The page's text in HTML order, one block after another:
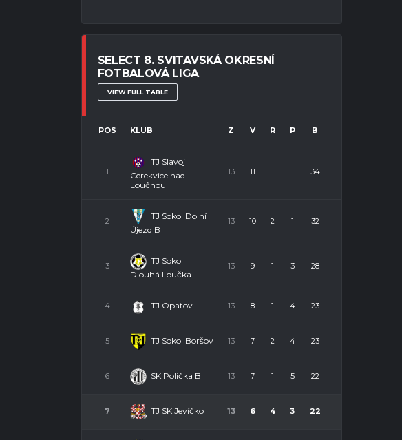
SELECT 8. SVITAVSKÁ OKRESNÍ
FOTBALOVÁ LIGA
VIEW FULL TABLE
POS KLUB Z V R P B
1
TJ Slavoj
Cerekvice nad
Loučnou
13 11 1 1 34
2
TJ Sokol Dolní
Újezd B
13 10 2 1 32
3
TJ Sokol
Dlouhá Loučka
13 9 1 3 28
4 TJ Opatov 13 8 1 4 23
5 TJ Sokol Boršov 13 7 2 4 23
6 SK Polička B 13 7 1 5 22
7 TJ SK Jevíčko 13 6 4 3 22